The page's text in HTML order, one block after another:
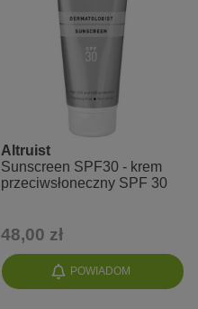
POWIADOM
Altruist
Sunscreen SPF30 - krem
przeciwsłoneczny SPF 30
48,00 zł